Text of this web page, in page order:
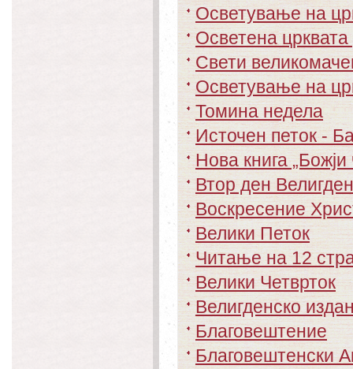
Осветување на
Осветена црквата
Свети
Осветување на
Томина недела
Источен петок -
Нова книга „Божји
Втор ден
Воскресение
Велики Петок
Читање на 12
Велики Четврток
Велигденско
Благовештение
Благовештенски